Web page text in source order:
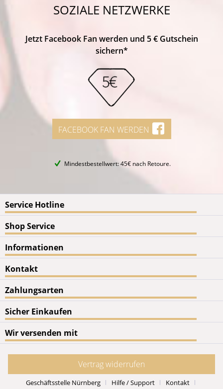
SOZIALE NETZWERKE
Jetzt Facebook Fan werden und 5 € Gutschein
sichern*
FACEBOOK FAN WERDEN
Mindestbestellwert: 45€ nach Retoure.
Service Hotline
Shop Service
Informationen
Kontakt
Zahlungsarten
Sicher Einkaufen
Wir versenden mit
Vertrag widerrufen
Geschäftsstelle Nürnberg Hilfe / Support Kontakt